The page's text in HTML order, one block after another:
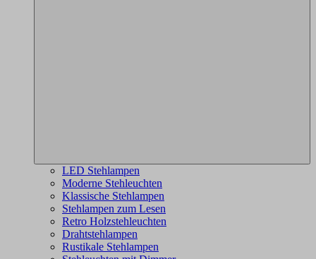
LED Stehlampen
Moderne Stehleuchten
Klassische Stehlampen
Stehlampen zum Lesen
Retro Holzstehleuchten
Drahtstehlampen
Rustikale Stehlampen